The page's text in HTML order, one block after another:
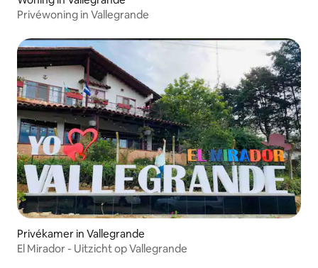
Privéwoning in Vallegrande
Privékamer in Vallegrande
El Mirador - Uitzicht op Vallegrande